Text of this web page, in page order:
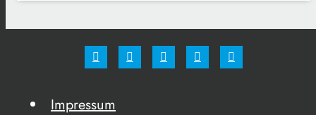
Impressum